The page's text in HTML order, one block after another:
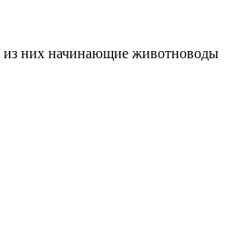
из них начинающие животноводы